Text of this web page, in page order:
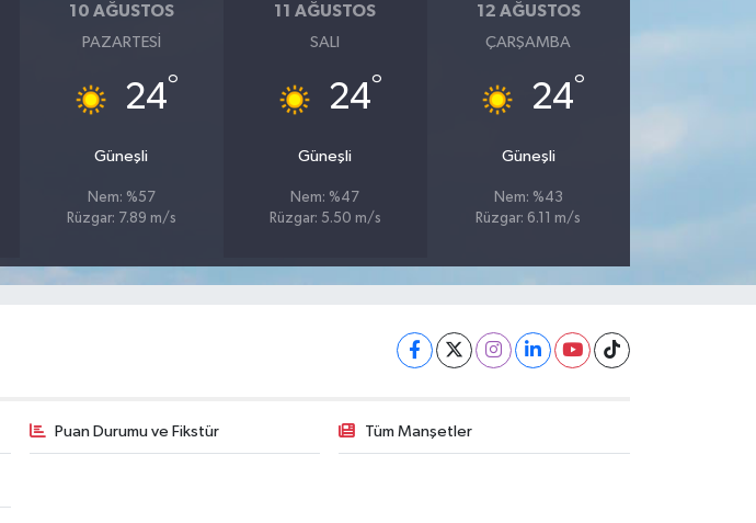
10 AĞUSTOS
PAZARTESI
24°
Güneşli
Nem: %57
Rüzgar: 7.89 m/s
11 AĞUSTOS
SALI
24°
Güneşli
Nem: %47
Rüzgar: 5.50 m/s
12 AĞUSTOS
ÇARŞAMBA
24°
Güneşli
Nem: %43
Rüzgar: 6.11 m/s
Puan Durumu ve Fikstür Tüm Manşetler